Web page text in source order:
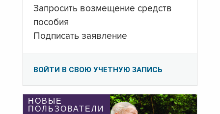
Запросить возмещение средств
пособия
Подписать заявление
ВОЙТИ В СВОЮ УЧЕТНУЮ ЗАПИСЬ
НОВЫЕ
ПОЛЬЗОВАТЕЛИ